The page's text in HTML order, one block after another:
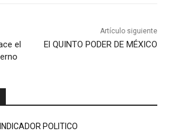
el
Artículo siguiente
El QUINTO PODER DE MÉXICO
INDICADOR POLITICO